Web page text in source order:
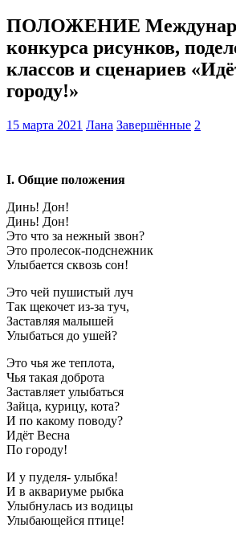
ПОЛОЖЕНИЕ
конкурса рисунков,
классов и сценариев
городу!»
15 марта 2021 Лана Завершённые 2
I. Общие положения
Динь! Дон!
Динь! Дон!
Это что за нежный звон?
Это пролесок-подснежник
Улыбается сквозь сон!
Это чей пушистый луч
Так щекочет из-за туч,
Заставляя малышей
Улыбаться до ушей?
Это чья же теплота,
Чья такая доброта
Заставляет улыбаться
Зайца, кyрицy, кота?
И по какому поводу?
Идёт Весна
По городу!
И y пyделя- yлыбка!
И в аквариyме рыбка
Улыбнyлась из водицы
Улыбающейся птице!